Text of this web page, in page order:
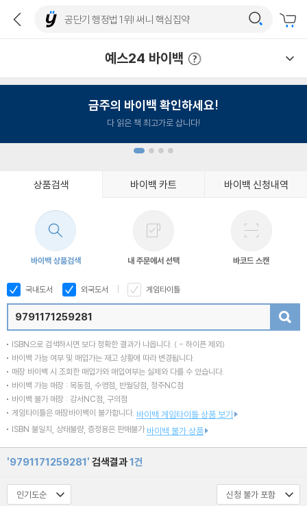
예스24 바이백
금주의 바이백 확인하세요!
다 읽은 책 최고가로 삽니다!
상품검색 바이백 카트 바이백 신청내역
바이백 상품검색 내 주문에서 선택 바코드 스캔
국내도서 외국도서 게임타이틀
ISBN으로 검색하시면 보다 정확한 결과가 나옵니다. ( - 하이픈 제외)
바이백 가능 여부 및 매입가는 재고 상황에 따라 변경됩니다.
매장 바이백 시 조회한 매입가와 매입여부는 실제와 다를 수 있습니다.
바이백 가능 매장 : 목동점, 수영점, 반월당점, 청주NC점
바이백 불가 매장 : 강서NC점, 구의점
게임타이틀은 매장바이백이 불가합니다. 바이백 게임타이틀 상품 보기
ISBN 불일치, 상태불량, 증정용은 판매불가 바이백 불가 상품
'9791171259281' 검색결과1건